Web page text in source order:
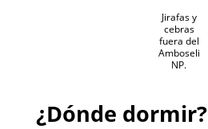
Jirafas y
cebras
fuera del
Amboseli
NP.
¿Dónde dormir?